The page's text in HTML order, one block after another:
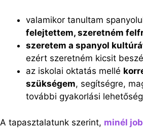
valamikor tanultam
felejtettem, szeretném
szeretem a spanyol
ezért szeretném kicsit
az iskolai oktatás mellé
szükségem, segítségre,
további gyakorlási
A tapasztalatunk szerint, minél